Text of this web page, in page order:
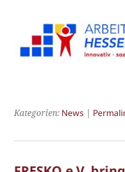
Kategorien: News |